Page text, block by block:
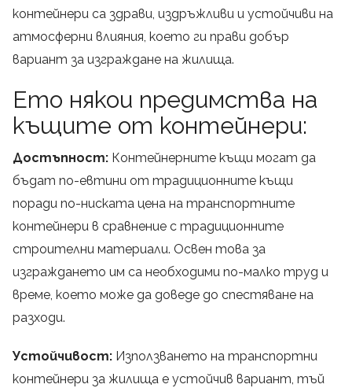
контейнери са здрави, издръжливи и устойчиви на
атмосферни влияния, което ги прави добър
вариант за изграждане на жилища.
Ето някои предимства на
къщите от контейнери:
Достъпност: Контейнерните къщи могат да
бъдат по-евтини от традиционните къщи
поради по-ниската цена на транспортните
контейнери в сравнение с традиционните
строителни материали. Освен това за
изграждането им са необходими по-малко труд и
време, което може да доведе до спестяване на
разходи.
Устойчивост: Използването на транспортни
контейнери за жилища е устойчив вариант, тъй